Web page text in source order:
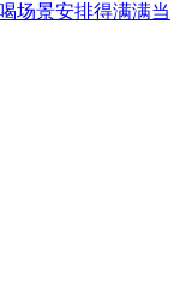
场景安排得满满当